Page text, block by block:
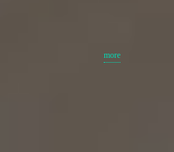
more